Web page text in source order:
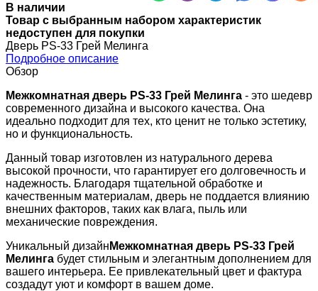
В наличии
Товар с выбранным набором характеристик
недоступен для покупки
Дверь PS-33 Грей Мелинга
Подробное описание
Обзор
Межкомнатная дверь PS-33 Грей Мелинга - это шедевр
современного дизайна и высокого качества. Она
идеально подходит для тех, кто ценит не только эстетику,
но и функциональность.
Данный товар изготовлен из натурального дерева
высокой прочности, что гарантирует его долговечность и
надежность. Благодаря тщательной обработке и
качественным материалам, дверь не поддается влиянию
внешних факторов, таких как влага, пыль или
механические повреждения.
Уникальный дизайн Межкомнатная дверь PS-33 Грей
Мелинга будет стильным и элегантным дополнением для
вашего интерьера. Ее привлекательный цвет и фактура
создадут уют и комфорт в вашем доме.